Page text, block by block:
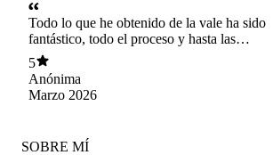
Todo lo que he obtenido de la vale ha sido
fantástico, todo el proceso y hasta las
herramientas, los documentos, y todo, es una
gran profesional, su filosofía horizontal y su
discurso como psicóloga me ha hecho tanto
sentido, fueron varios psicólogos para
por todo 💌
5
Anónima
Marzo 2026
SOBRE MÍ